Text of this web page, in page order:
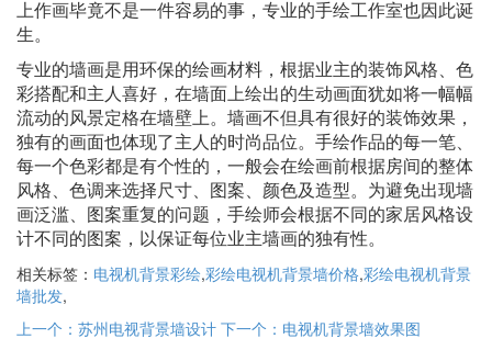
上作画毕竟不是一件容易的事，专业的手绘工作室也因此诞
生。
专业的墙画是用环保的绘画材料，根据业主的装饰风格、色
彩搭配和主人喜好，在墙面上绘出的生动画面犹如将一幅幅
流动的风景定格在墙壁上。墙画不但具有很好的装饰效果，
独有的画面也体现了主人的时尚品位。手绘作品的每一笔、
每一个色彩都是有个性的，一般会在绘画前根据房间的整体
风格、色调来选择尺寸、图案、颜色及造型。为避免出现墙
画泛滥、图案重复的问题，手绘师会根据不同的家居风格设
计不同的图案，以保证每位业主墙画的独有性。
相关标签： 电视机背景彩绘,彩绘电视机背景墙价格,彩绘电视机背景
墙批发,
上一个：苏州电视背景墙设计 下一个：电视机背景墙效果图